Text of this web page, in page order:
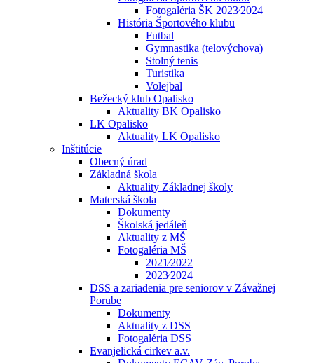
Fotogaléria ŠK 2023⁄2024
História Športového klubu
Futbal
Gymnastika (telovýchova)
Stolný tenis
Turistika
Volejbal
Bežecký klub Opalisko
Aktuality BK Opalisko
LK Opalisko
Aktuality LK Opalisko
Inštitúcie
Obecný úrad
Základná škola
Aktuality Základnej školy
Materská škola
Dokumenty
Školská jedáleň
Aktuality z MŠ
Fotogaléria MŠ
2021⁄2022
2023⁄2024
DSS a zariadenia pre seniorov v Závažnej
Porube
Dokumenty
Aktuality z DSS
Fotogaléria DSS
Evanjelická cirkev a.v.